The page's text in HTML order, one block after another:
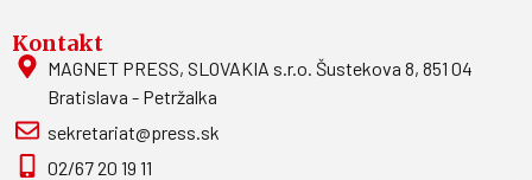
Kontakt
MAGNET PRESS, SLOVAKIA s.r.o. Šustekova 8, 851 04
Bratislava - Petržalka
sekretariat@press.sk
02/67 20 19 11